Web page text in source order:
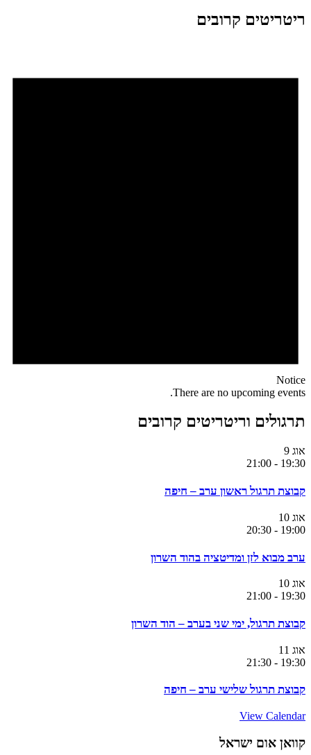
ריטריטים קרובים
Notice
There are no upcoming events.
תרגולים וריטריטים קרובים
אוג 9
19:30
-
21:00
קבוצת תרגול ראשון ערב – חיפה
אוג 10
19:00
-
20:30
ערב מבוא לזן ומדיטציה בהוד השרון
אוג 10
19:30
-
21:00
קבוצת תרגול, ימי שני בערב – הוד השרון
אוג 11
19:30
-
21:30
קבוצת תרגול שלישי ערב – חיפה
View Calendar
קוואן אום ישראל